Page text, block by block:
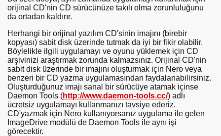
orijinal CD'nin CD sürücünüze takılı olma zorunluluğunu
da ortadan kaldırır.
Herhangi bir orijinal yazılım CD'sinin imajını (birebir
kopyası) sabit disk üzerinde tutmak da iyi bir fikir olabilir.
Böylelikle ilgili uygulamayı ve oyunu yüklemek için CD
arşivinizi araştırmak zorunda kalmazsınız. Orijinal CD'nin
sabit disk üzerinde bir imajını oluşturmak için Nero veya
benzeri bir CD yazma uygulamasından faydalanabilirsiniz.
Oluşturduğunuz imajı sanal bir sürücüye atamak içinse
Daemon Tools (http://www.daemon-tools.cc/) adlı
ücretsiz uygulamayı kullanmanızı tavsiye ederiz.
CD'yazmak için Nero kullanıyorsanız uygulama ile gelen
ImageDrive modülü de Daemon Tools ile aynı işi
görecektir.